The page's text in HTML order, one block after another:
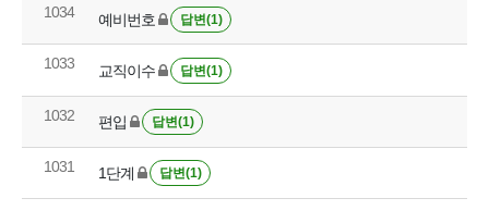
1034 예비번호 답변(1)
1033 교직이수 답변(1)
1032 편입 답변(1)
1031 1단계 답변(1)